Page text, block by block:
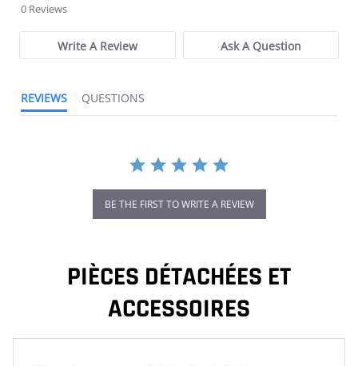
0 Reviews
Write A Review Ask A Question
REVIEWS QUESTIONS
BE THE FIRST TO WRITE A REVIEW
PIÈCES DÉTACHÉES ET
ACCESSOIRES